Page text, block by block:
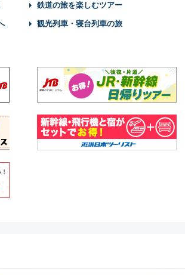
鉄道の旅を楽しむツアー
観光列車・寝台列車の旅